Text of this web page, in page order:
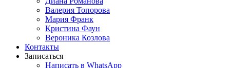
Валерия Топорова
Мария Франк
Кристина Фаун
Вероника Козлова
Контакты
Записаться
Написать в WhatsApp